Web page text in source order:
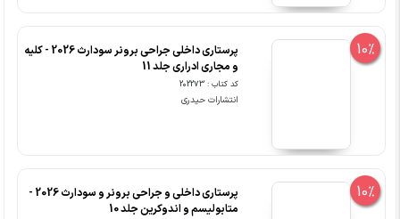
10%
پرستاری داخلی جراحی برونر سودارث 2026 - کلیه
و مجاری ادراری جلد 11
کد کتاب : 202273
انتشارات حیدری
10%
پرستاری داخلی و جراحی برونر و سودارث 2026 -
متابولیسم و اندوکرین جلد 10